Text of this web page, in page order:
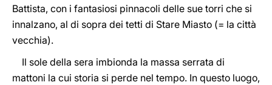
Battista, con i fantasiosi pinnacoli delle sue torri che si
innalzano, al di sopra dei tetti di Stare Miasto (= la città
vecchia).
Il sole della sera imbionda la massa serrata di
mattoni la cui storia si perde nel tempo. In questo luogo,